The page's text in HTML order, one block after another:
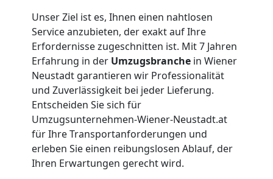
Unser Ziel ist es, Ihnen einen nahtlosen
Service anzubieten, der exakt auf Ihre
Erfordernisse zugeschnitten ist. Mit 7 Jahren
Erfahrung in der Umzugsbranche in Wiener
Neustadt garantieren wir Professionalität
und Zuverlässigkeit bei jeder Lieferung.
Entscheiden Sie sich für
Umzugsunternehmen-Wiener-Neustadt.at
für Ihre Transportanforderungen und
erleben Sie einen reibungslosen Ablauf, der
Ihren Erwartungen gerecht wird.
Tragehilfe
Wiener
Neustadt
Kleiner
Umzug